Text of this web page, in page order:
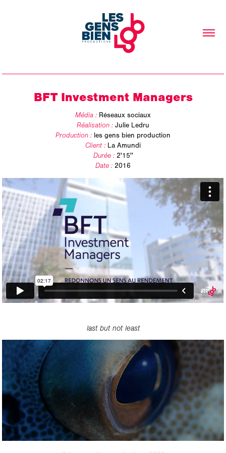
BFT Investment Managers
Média : Réseaux sociaux
Réalisation : Julie Ledru
Production : les gens bien production
Client : La Amundi
Durée : 2'15''
Date : 2016
last but not least
BLANCPAIN UNDERWATER EXPEDITIONS